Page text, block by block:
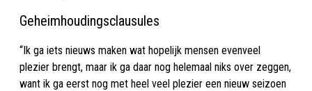
Geheimhoudingsclausules
“Ik ga iets nieuws maken wat hopelijk mensen evenveel
plezier brengt, maar ik ga daar nog helemaal niks over zeggen,
want ik ga eerst nog met heel veel plezier een nieuw seizoen